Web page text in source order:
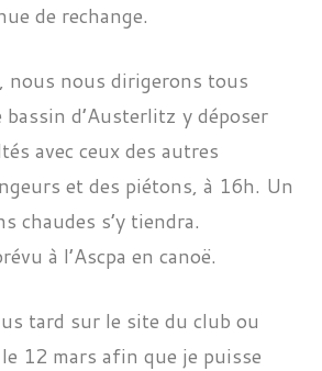
de rechange.
nous nous dirigerons tous
bassin d’Austerlitz y déposer
avec ceux des autres
et des piétons, à 16h. Un
chaudes s’y tiendra.
à l’Ascpa en canoë.
tard sur le site du club ou
12 mars afin que je puisse